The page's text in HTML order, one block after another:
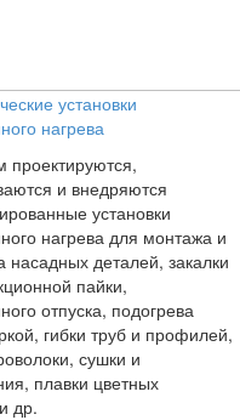
установки
нагрева
проектируются,
и внедряются
установки
нагрева для монтажа и
насадных деталей, закалки
пайки,
отпуска, подогрева
гибки труб и профилей,
сушки и
плавки цветных
др.